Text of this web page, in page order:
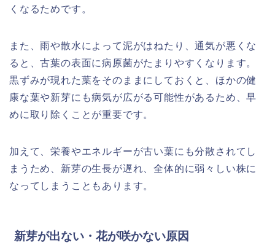
くなるためです。
また、雨や散水によって泥がはねたり、通気が悪くな
ると、古葉の表面に病原菌がたまりやすくなります。
黒ずみが現れた葉をそのままにしておくと、ほかの健
康な葉や新芽にも病気が広がる可能性があるため、早
めに取り除くことが重要です。
加えて、栄養やエネルギーが古い葉にも分散されてし
まうため、新芽の生長が遅れ、全体的に弱々しい株に
なってしまうこともあります。
新芽が出ない・花が咲かない原因